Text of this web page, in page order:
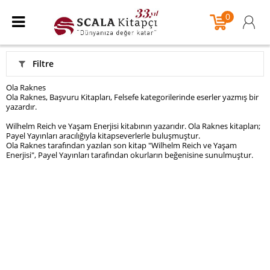
0
Filtre
Ola Raknes
Ola Raknes, Başvuru Kitapları, Felsefe kategorilerinde eserler yazmış bir
yazardır.
Wilhelm Reich ve Yaşam Enerjisi kitabının yazarıdır. Ola Raknes kitapları;
Payel Yayınları aracılığıyla kitapseverlerle buluşmuştur.
Ola Raknes tarafından yazılan son kitap "Wilhelm Reich ve Yaşam
Enerjisi", Payel Yayınları tarafından okurların beğenisine sunulmuştur.